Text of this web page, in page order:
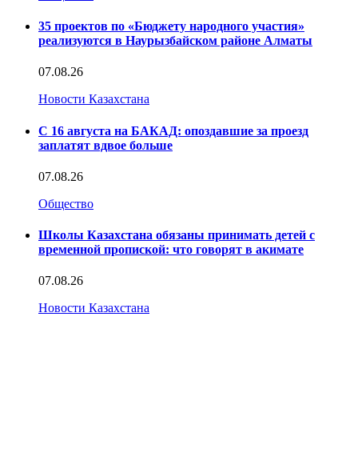
35 проектов по «Бюджету народного участия»
реализуются в Наурызбайском районе Алматы
07.08.26
Новости Казахстана
С 16 августа на БАКАД: опоздавшие за проезд
заплатят вдвое больше
07.08.26
Общество
Школы Казахстана обязаны принимать детей с
временной пропиской: что говорят в акимате
07.08.26
Новости Казахстана